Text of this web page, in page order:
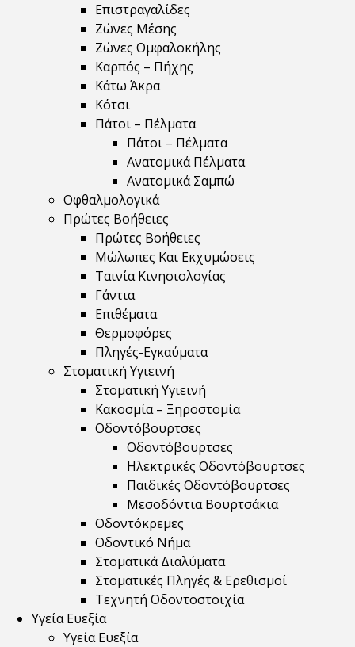
Επιστραγαλίδες
Ζώνες Μέσης
Ζώνες Ομφαλοκήλης
Καρπός – Πήχης
Κάτω Άκρα
Κότσι
Πάτοι – Πέλματα
Πάτοι – Πέλματα
Ανατομικά Πέλματα
Ανατομικά Σαμπώ
Οφθαλμολογικά
Πρώτες Βοήθειες
Πρώτες Βοήθειες
Μώλωπες Και Εκχυμώσεις
Ταινία Κινησιολογίας
Γάντια
Επιθέματα
Θερμοφόρες
Πληγές-Εγκαύματα
Στοματική Υγιεινή
Στοματική Υγιεινή
Κακοσμία – Ξηροστομία
Οδοντόβουρτσες
Οδοντόβουρτσες
Ηλεκτρικές Οδοντόβουρτσες
Παιδικές Οδοντόβουρτσες
Μεσοδόντια Βουρτσάκια
Οδοντόκρεμες
Οδοντικό Νήμα
Στοματικά Διαλύματα
Στοματικές Πληγές & Ερεθισμοί
Τεχνητή Οδοντοστοιχία
Υγεία Ευεξία
Υγεία Ευεξία